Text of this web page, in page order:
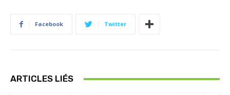
Facebook Twitter
ARTICLES LIÉS